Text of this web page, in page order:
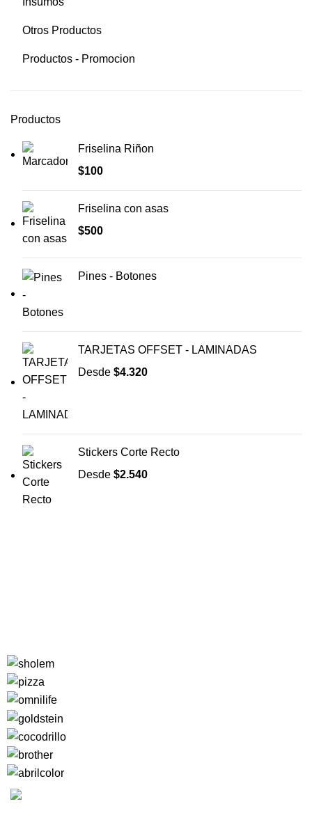
Otros Productos
Productos - Promocion
Productos
Friselina Riñon
$100
Friselina con asas
$500
Pines - Botones
TARJETAS OFFSET - LAMINADAS
Desde $4.320
Stickers Corte Recto
Desde $2.540